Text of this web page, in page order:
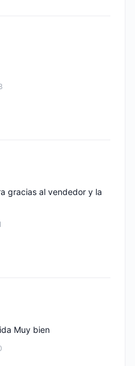
gracias al vendedor y la
Muy bien